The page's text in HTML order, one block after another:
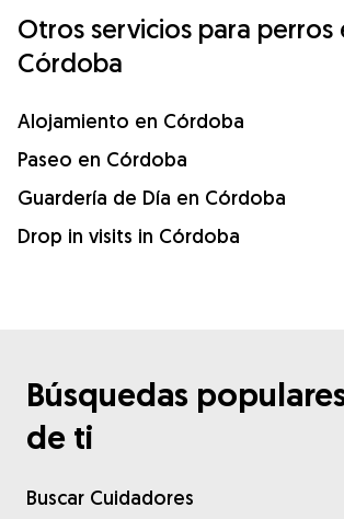
Otros servicios para perros
Córdoba
Alojamiento en Córdoba
Paseo en Córdoba
Guardería de Día en Córdoba
Drop in visits in Córdoba
Búsquedas
de ti
Buscar Cuidadores